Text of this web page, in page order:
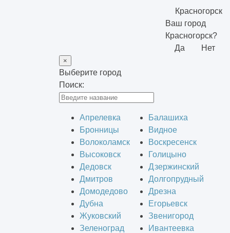
Красногорск
Ваш город
Красногорск?
Да
Нет
×
Выберите город
Поиск:
Апрелевка
Балашиха
Бронницы
Видное
Волоколамск
Воскресенск
Высоковск
Голицыно
Дедовск
Дзержинский
Дмитров
Долгопрудный
Домодедово
Дрезна
Дубна
Егорьевск
Жуковский
Звенигород
Зеленоград
Ивантеевка